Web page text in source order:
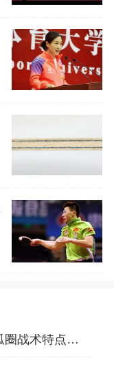
前冲弧圈,高吊弧圈,侧拐弧圈战术特点及应用